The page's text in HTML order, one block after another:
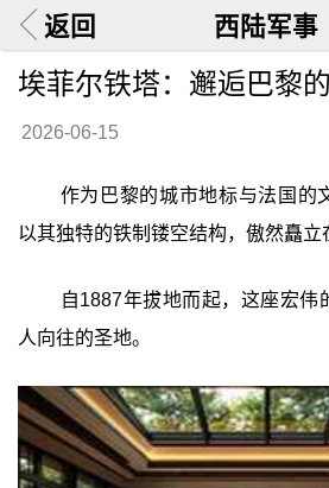
返回 西陆军事
埃菲尔铁塔：邂逅巴黎
2026-06-15
作为巴黎的城市地标与法国的
以其独特的铁制镂空结构，傲然矗立
自1887年拔地而起，这座宏伟
人向往的圣地。